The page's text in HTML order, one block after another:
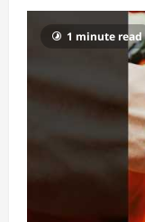
1 minute read